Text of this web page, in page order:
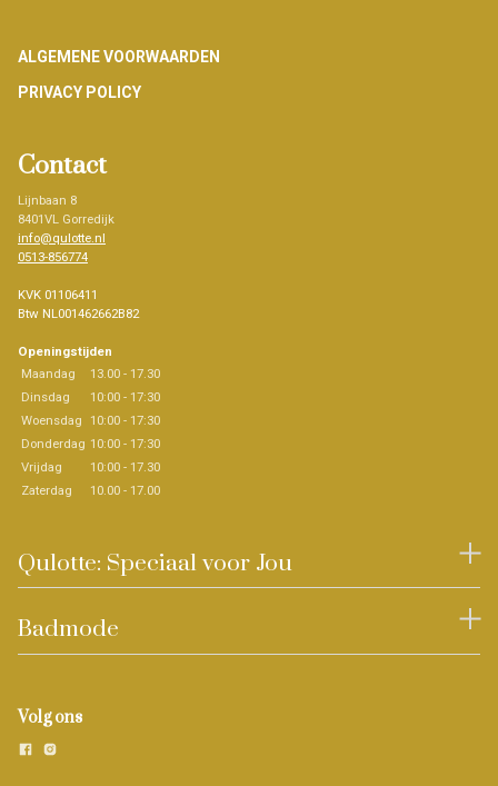
Footer
ALGEMENE VOORWAARDEN
PRIVACY POLICY
Contact
Lijnbaan 8
8401VL Gorredijk
info@qulotte.nl
0513-856774
KVK 01106411
Btw NL001462662B82
Openingstijden
Maandag
13.00 - 17.30
Dinsdag
10:00 - 17:30
Woensdag 10:00 - 17:30
Donderdag 10:00 - 17:30
Vrijdag
10:00 - 17.30
Zaterdag
10.00 - 17.00
Qulotte: Speciaal voor Jou
Badmode
Volg ons